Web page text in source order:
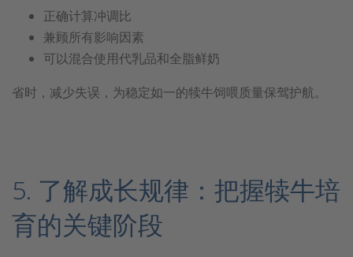
正确计算冲调比
兼顾所有影响因素
可以混合使用代乳品和全脂鲜奶
省时，减少失误，为稳定如一的犊牛饲喂质量保驾护航。
5. 了解成长规律：把握犊牛培
育的关键阶段